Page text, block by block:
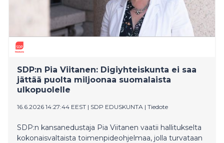
SDP:n Pia Viitanen: Digiyhteiskunta ei saa
jättää puolta miljoonaa suomalaista
ulkopuolelle
16.6.2026 14:27:44 EEST | SDP EDUSKUNTA | Tiedote
SDP:n kansanedustaja Pia Viitanen vaatii hallitukselta
kokonaisvaltaista toimenpideohjelmaa, jolla turvataan